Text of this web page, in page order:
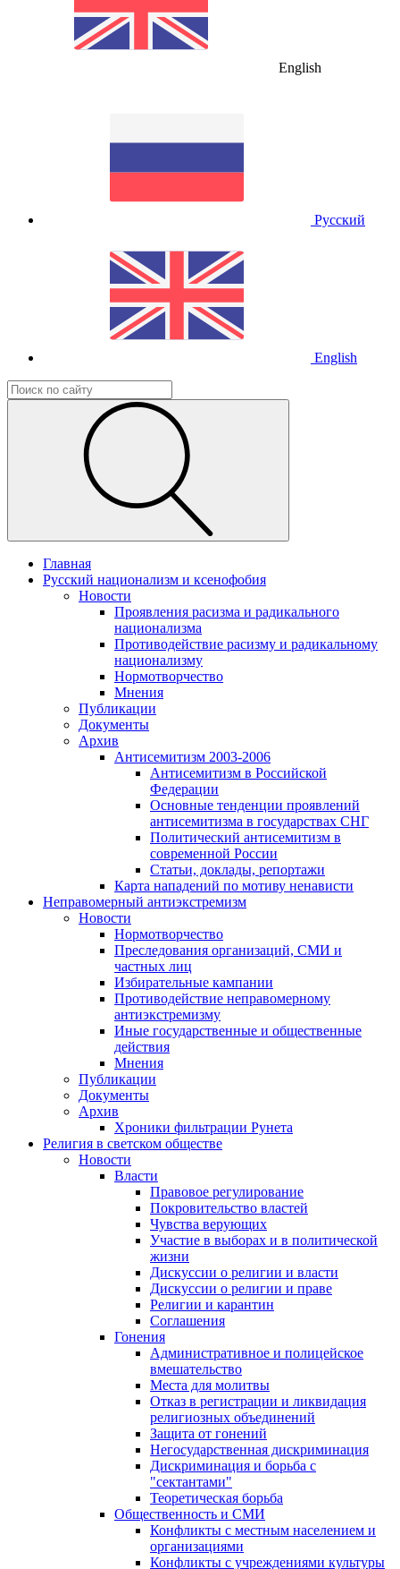
English
Русский
English
Главная
Русский национализм и ксенофобия
Новости
Проявления расизма и радикального
национализма
Противодействие расизму и радикальному
национализму
Нормотворчество
Мнения
Публикации
Документы
Архив
Антисемитизм 2003-2006
Антисемитизм в Российской
Федерации
Основные тенденции проявлений
антисемитизма в государствах СНГ
Политический антисемитизм в
современной России
Статьи, доклады, репортажи
Карта нападений по мотиву ненависти
Неправомерный антиэкстремизм
Новости
Нормотворчество
Преследования организаций, СМИ и
частных лиц
Избирательные кампании
Противодействие неправомерному
антиэкстремизму
Иные государственные и общественные
действия
Мнения
Публикации
Документы
Архив
Хроники фильтрации Рунета
Религия в светском обществе
Новости
Власти
Правовое регулирование
Покровительство властей
Чувства верующих
Участие в выборах и в политической
жизни
Дискуссии о религии и власти
Дискуссии о религии и праве
Религии и карантин
Соглашения
Гонения
Административное и полицейское
вмешательство
Места для молитвы
Отказ в регистрации и ликвидация
религиозных объединений
Защита от гонений
Негосударственная дискриминация
Дискриминация и борьба с
"сектантами"
Теоретическая борьба
Общественность и СМИ
Конфликты с местным населением и
организациями
Конфликты с учреждениями культуры